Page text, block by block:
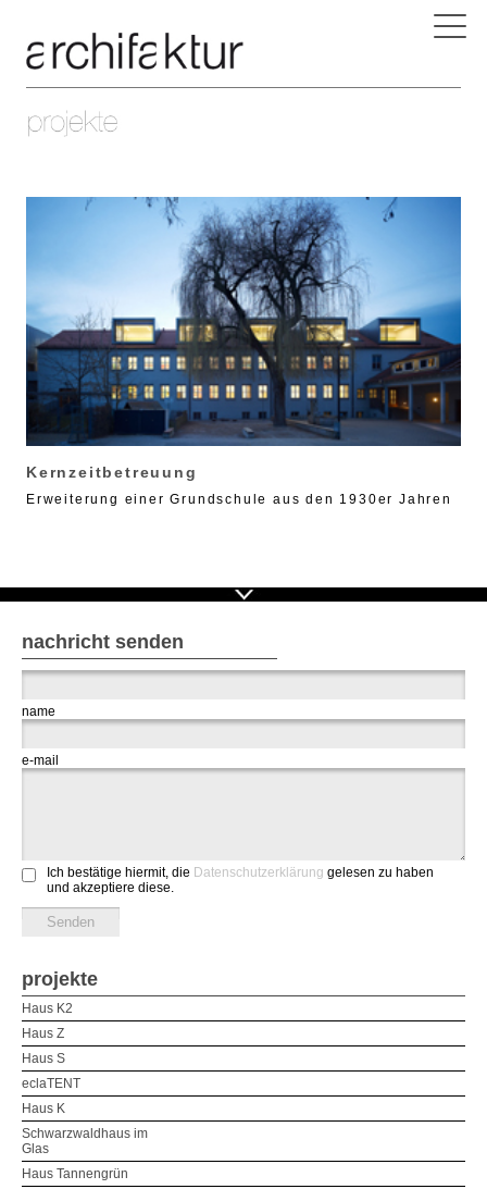
Kernzeitbetreuung
Erweiterung einer Grundschule aus den 1930er Jahren
nachricht senden
name
e-mail
Ich bestätige hiermit, die Datenschutzerklärung gelesen zu haben
und akzeptiere diese.
projekte
Haus K2
Haus Z
Haus S
eclaTENT
Haus K
Schwarzwaldhaus im
Glas
Haus Tannengrün